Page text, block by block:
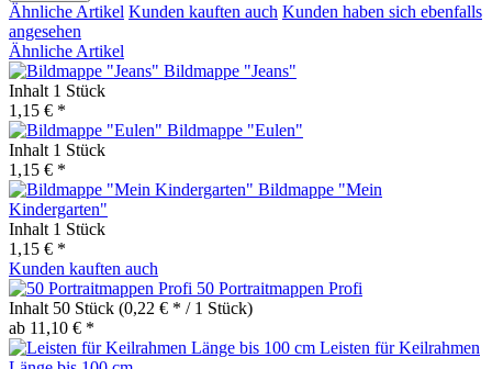
Ähnliche Artikel Kunden kauften auch Kunden haben sich ebenfalls
angesehen
Ähnliche Artikel
Bildmappe "Jeans"
Inhalt 1 Stück
1,15 € *
Bildmappe "Eulen"
Inhalt 1 Stück
1,15 € *
Bildmappe "Mein
Kindergarten"
Inhalt 1 Stück
1,15 € *
Kunden kauften auch
50 Portraitmappen Profi
Inhalt 50 Stück (0,22 € * / 1 Stück)
ab 11,10 € *
Leisten für Keilrahmen